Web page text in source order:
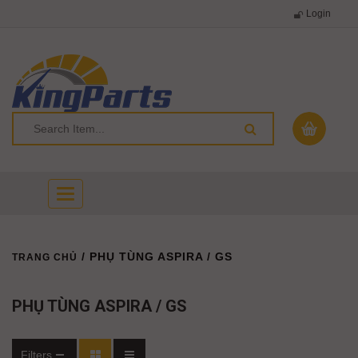
Login
Toggle
navigation
TRANG CHỦ / PHỤ TÙNG ASPIRA / GS
PHỤ TÙNG ASPIRA / GS
Filters